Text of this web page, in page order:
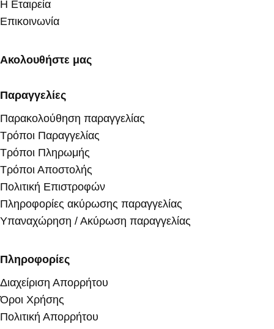
Η Εταιρεία
Επικοινωνία
Ακολουθήστε μας
Παραγγελίες
Παρακολούθηση παραγγελίας
Τρόποι Παραγγελίας
Τρόποι Πληρωμής
Τρόποι Αποστολής
Πολιτική Επιστροφών
Πληροφορίες ακύρωσης παραγγελίας
Υπαναχώρηση / Ακύρωση παραγγελίας
Πληροφορίες
Διαχείριση Απορρήτου
Όροι Χρήσης
Πολιτική Απορρήτου